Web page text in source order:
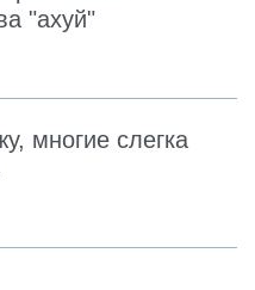
"ахуй"
многие слегка